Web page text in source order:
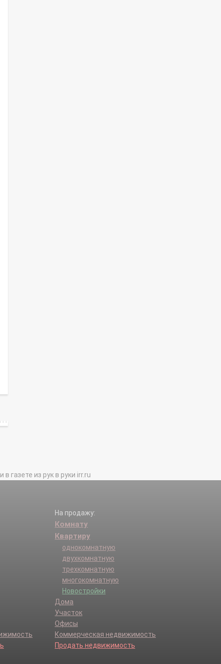
газете из рук в руки irr.ru
На продажу:
Комнату
Квартиру
однокомнатную
двухкомнатную
трехкомнатную
многокомнатную
Новостройки
Дома
Участок
Офисы
Коммерческая недвижимость
Продать недвижимость